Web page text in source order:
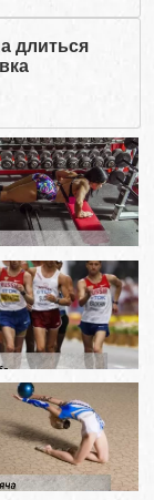
длиться